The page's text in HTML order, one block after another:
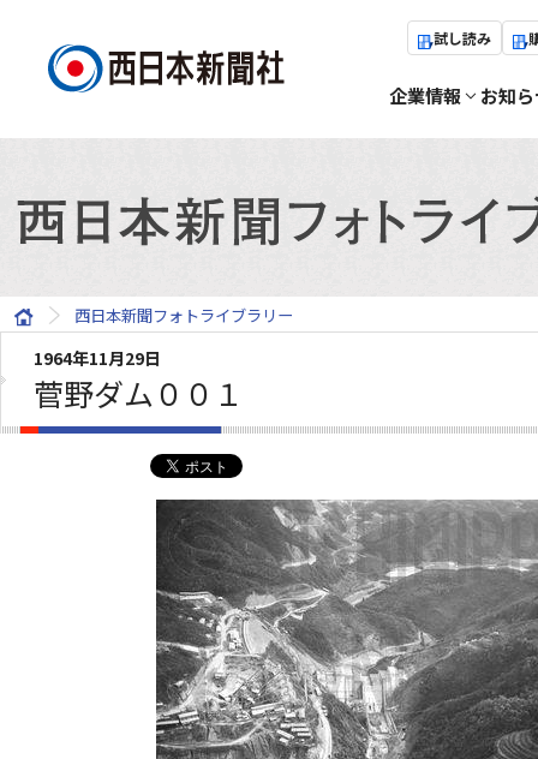
試し読み
企業情報 お知
西日本新聞フォトライブラリー
1964年11月29日
菅野ダム００１